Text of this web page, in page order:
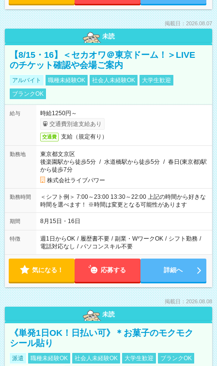
掲載日：2026.08.07
未読
【8/15・16】＜セカオワ＠東京ドーム！＞LIVE
のチケット確認や会場ご案内
アルバイト 職種未経験OK 社会人未経験OK
大学生歓迎
ブランクOK
給与
時給1250円～
交通費別途支給あり
交通費 支給（規定有り）
勤務地
東京都文京区
後楽園駅から徒歩5分 / 水道橋駅から徒歩5分 / 春日(東京都)駅
から徒歩7分
株式会社ライブパワー
勤務時間
＜シフト例＞ 7:00～23:00 13:30～22:00 上記の時間から好きな
時間を選べます！ ※時間は変更となる可能性があります
期間 8月15日・16日
特徴 週1日からOK / 履歴書不要 / 副業・WワークOK / シフト勤務 /
電話対応なし / パソコンスキル不要
気になる！ 応募する 詳細へ
掲載日：2026.08.08
未読
《単発1日OK！日払い可》＊お菓子のモクモク
シール貼り
派遣 職種未経験OK 社会人未経験OK 大学生歓迎
ブランクOK